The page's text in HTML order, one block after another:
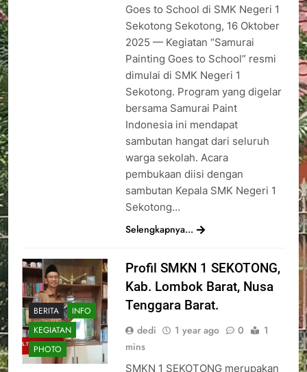
Goes to School di SMK Negeri 1
Sekotong Sekotong, 16 Oktober
2025 — Kegiatan “Samurai
Painting Goes to School” resmi
dimulai di SMK Negeri 1
Sekotong. Program yang digelar
bersama Samurai Paint
Indonesia ini mendapat
sambutan hangat dari seluruh
warga sekolah. Acara
pembukaan diisi dengan
sambutan Kepala SMK Negeri 1
Sekotong…
Selengkapnya...
BERITA
INFO
KEGIATAN
PHOTO
Profil SMKN 1 SEKOTONG,
Kab. Lombok Barat, Nusa
Tenggara Barat.
dedi 1 year ago 0
1
mins
SMKN 1 SEKOTONG merupakan